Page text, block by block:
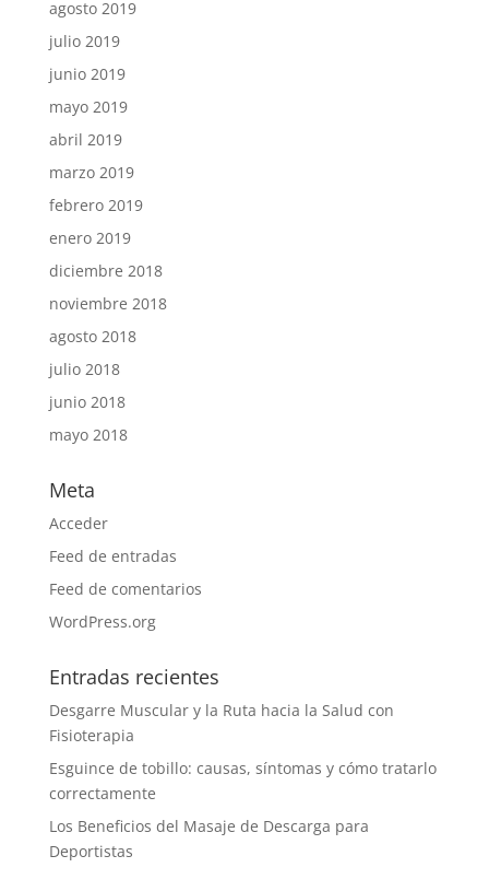
agosto 2019
julio 2019
junio 2019
mayo 2019
abril 2019
marzo 2019
febrero 2019
enero 2019
diciembre 2018
noviembre 2018
agosto 2018
julio 2018
junio 2018
mayo 2018
Meta
Acceder
Feed de entradas
Feed de comentarios
WordPress.org
Entradas recientes
Desgarre Muscular y la Ruta hacia la Salud con
Fisioterapia
Esguince de tobillo: causas, síntomas y cómo tratarlo
correctamente
Los Beneficios del Masaje de Descarga para
Deportistas